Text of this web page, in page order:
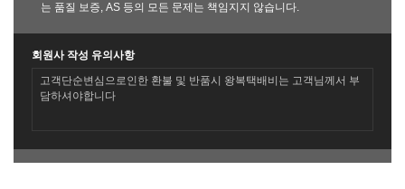
는 품질 보증, AS 등의 모든 문제는 책임지지 않습니다.
회원사 작성 유의사항
고객단순변심으로인한 환불 및 반품시 왕복택배비는 고객님께서 부
담하셔야합니다